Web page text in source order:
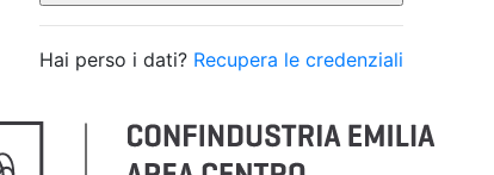
Hai perso i dati? Recupera le credenziali